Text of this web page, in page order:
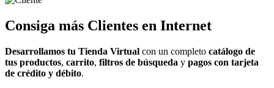
Consiga más Clientes en Internet
Desarrollamos tu Tienda Virtual con un completo catálogo de
tus productos, carrito, filtros de búsqueda y pagos con tarjeta
de crédito y débito.